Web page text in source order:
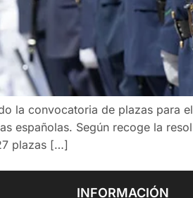
la convocatoria de plazas
españolas. Según recoge la
plazas […]
INFORMACIÓN